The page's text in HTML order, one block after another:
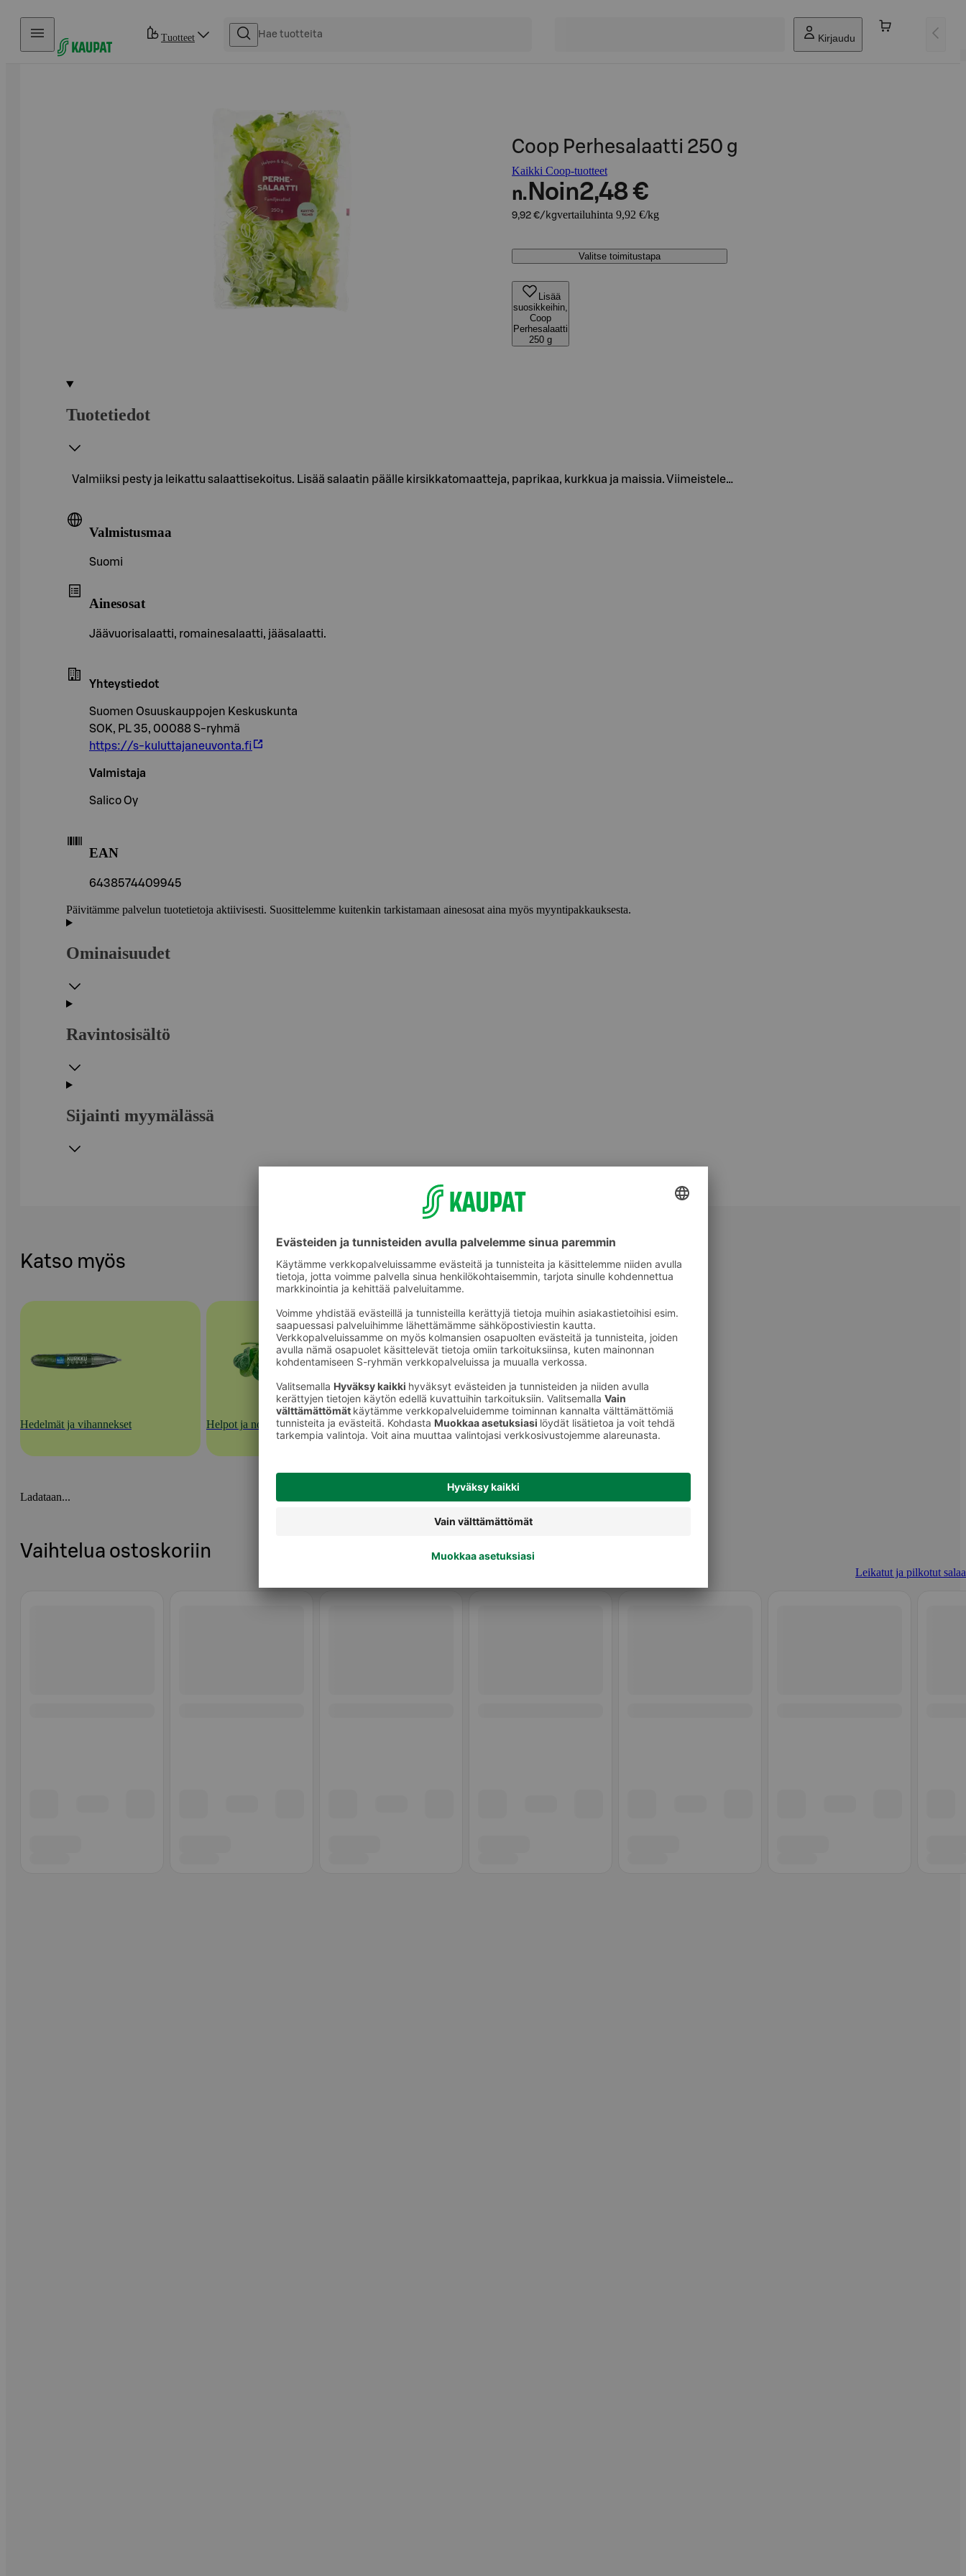
Hyppää sisältöön
Tuotteet Kirjaudu
Coop Perhesalaatti 250 g
Kaikki Coop-tuotteet
n. Noin2,48 €
9,92 €/kgvertailuhinta 9,92 €/kg
Valitse toimitustapa
Lisää
suosikkeihin,
Coop
Perhesalaatti
250 g
Tuotetiedot
Valmiiksi pesty ja leikattu salaattisekoitus. Lisää salaatin päälle kirsikkatomaatteja, paprikaa, kurkkua ja maissia. Viimeistele…
Valmistusmaa
Suomi
Ainesosat
Jäävuorisalaatti, romainesalaatti, jääsalaatti.
Yhteystiedot
Suomen Osuuskauppojen Keskuskunta
SOK, PL 35, 00088 S-ryhmä
https://s-kuluttajaneuvonta.fi
Valmistaja
Salico Oy
EAN
6438574409945
Päivitämme palvelun tuotetietoja aktiivisesti. Suosittelemme kuitenkin tarkistamaan ainesosat aina myös myyntipakkauksesta.
Ominaisuudet
Ravintosisältö
Sijainti myymälässä
Katso myös
Hedelmät ja vihannekset Helpot ja nopeat kasvisratkaisut Leikatut ja pilkotut salaatit
Ladataan...
Vaihtelua ostoskoriin
Leikatut ja pilkotut